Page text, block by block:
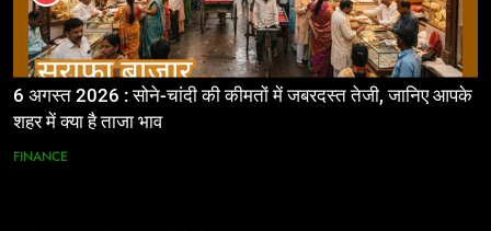
6 अगस्त 2026 : सोने-चांदी की कीमतों में जबरदस्त तेजी, जानिए आपके
शहर में क्या है ताजा भाव
FINANCE